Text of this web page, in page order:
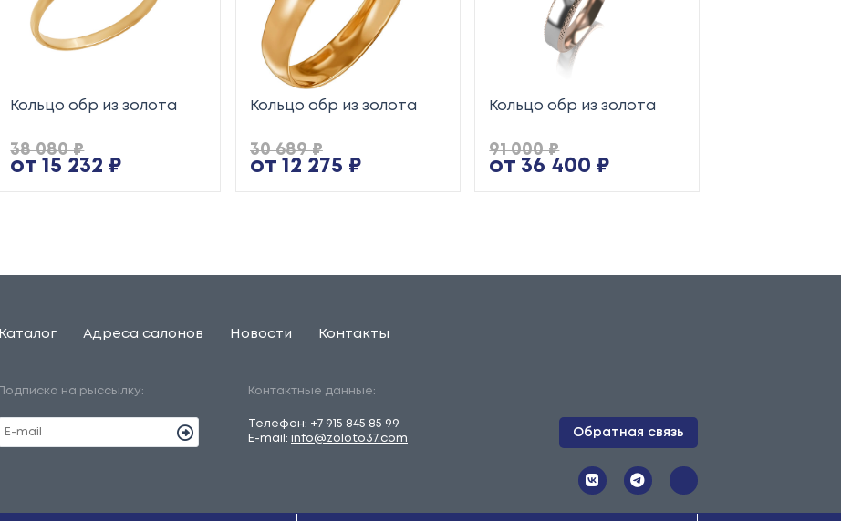
Кольцо обр из золота
от 15 232 ₽
38 080 ₽
Кольцо обр из золота
от 12 275 ₽
30 689 ₽
Кольцо обр из золота
от 36 400 ₽
91 000 ₽
Каталог Адреса салонов Новости Контакты
Подписка на рыссылку: Контактные данные:
Телефон: +7 915 845 85 99
E-mail: info@zoloto37.com
Обратная связь